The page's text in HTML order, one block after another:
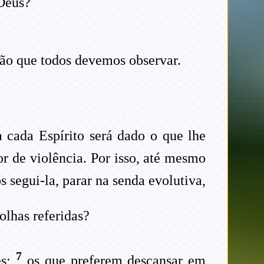
que todos devemos observar.
Espírito será dado o que lhe
de violência. Por isso, até mesmo
segui-la, parar na senda evolutiva,
referidas?
7 os que preferem descansar em